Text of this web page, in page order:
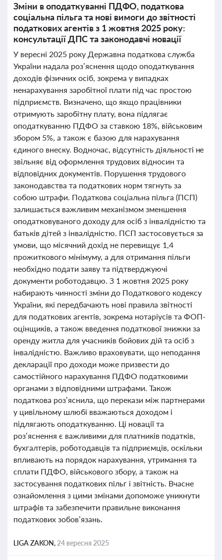
Зміни в оподаткуванні ПДФО, податкова
соціальна пільга та нові вимоги до звітності
податкових агентів з 1 жовтня 2025 року:
консультації ДПС та законодавчі новації
У вересні 2025 року Державна податкова служба
України надала роз’яснення щодо оподаткування
доходів фізичних осіб, зокрема у випадках
ненарахування заробітної плати під час простою
підприємств. Визначено, що якщо працівники
отримують заробітну плату, вона підлягає
оподаткуванню ПДФО за ставкою 18%, військовим
збором 5%, а також є базою для нарахування
єдиного внеску. Водночас, відсутність діяльності не
звільняє від оформлення трудових відносин та
відповідних документів. Порушення трудового
законодавства та податкових норм тягнуть за
собою штрафи. Податкова соціальна пільга (ПСП)
залишається важливим механізмом зменшення
оподатковуваного доходу для осіб з інвалідністю та
батьків дітей з інвалідністю. ПСП застосовується за
умови, що місячний дохід не перевищує 1,4
прожиткового мінімуму, а для отримання пільги
необхідно подати заяву та підтверджуючі
документи роботодавцю. З 1 жовтня 2025 року
набирають чинності зміни до Податкового кодексу
України, які передбачають нові правила звітності
для податкових агентів, зокрема нотаріусів та ФОП-
оцінщиків, а також введення податкової знижки за
оренду житла для учасників бойових дій та осіб з
інвалідністю. Важливо враховувати, що неподання
декларації про доходи може призвести до
самостійного нарахування ПДФО податковими
органами з відповідними штрафами. Також
податкова роз’яснила, що перекази між партнерами
у цивільному шлюбі вважаються доходом і
підлягають оподаткуванню. Ці новації та
роз’яснення є важливими для платників податків,
бухгалтерів, роботодавців та підприємців, оскільки
впливають на порядок нарахування, утримання та
сплати ПДФО, військового збору, а також на
застосування податкових пільг і звітність. Вчасне
ознайомлення з цими змінами допоможе уникнути
штрафів та забезпечити правильне виконання
податкових зобов’язань.
LIGA ZAKON, 24 вересня 2025